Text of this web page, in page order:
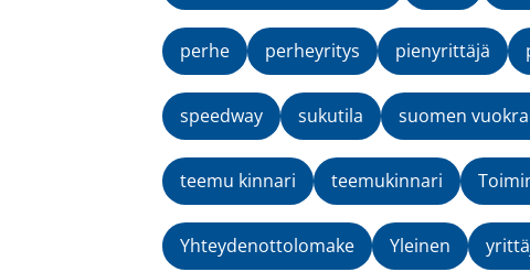
perhe perheyritys pienyrittäjä
speedway sukutila suomen
teemu kinnari teemukinnari
Yhteydenottolomake Yleinen